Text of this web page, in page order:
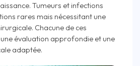
Tumeurs et infections
rares mais nécessitant une
Chacune de ces
évaluation approfondie et une
adaptée.